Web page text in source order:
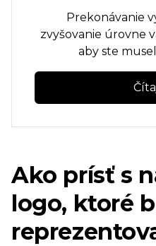
Prekonávanie
zvyšovanie úrovne
aby ste
Ako prísť s
logo, ktoré